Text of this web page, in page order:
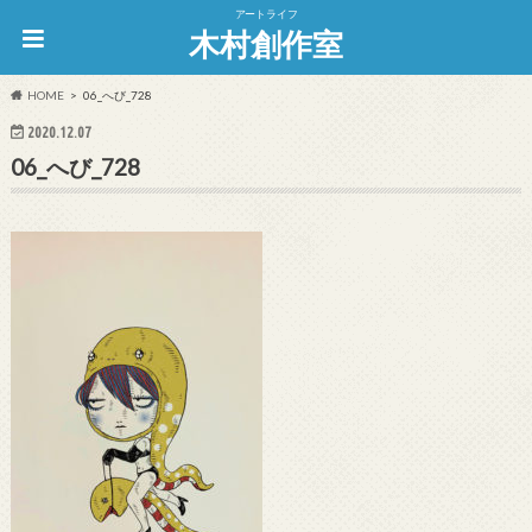
アートライフ
木村創作室
HOME 06_へび_728
2020.12.07
06_へび_728